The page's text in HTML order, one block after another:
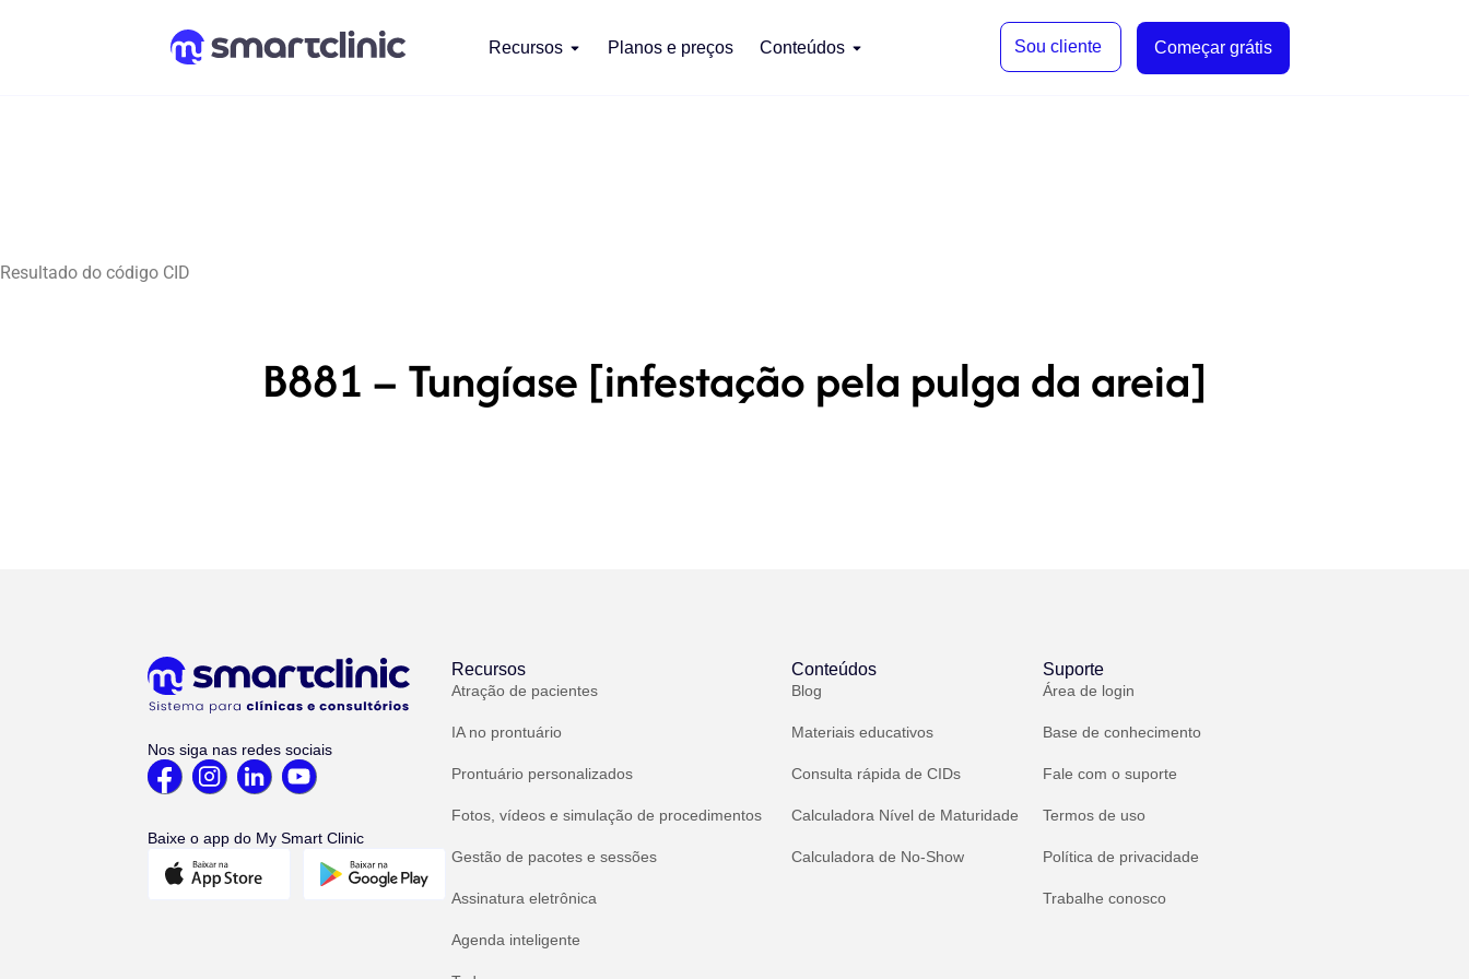
Recursos Planos e preços Conteúdos Sou cliente Começar grátis
Resultado do código CID
B881 – Tungíase [infestação pela pulga da areia]
Nos siga nas redes sociais
Baixe o app do My Smart Clinic
Recursos
Atração de pacientes
IA no prontuário
Prontuário personalizados
Fotos, vídeos e simulação de procedimentos
Gestão de pacotes e sessões
Assinatura eletrônica
Agenda inteligente
Conteúdos
Blog
Materiais educativos
Consulta rápida de CIDs
Calculadora Nível de Maturidade
Calculadora de No-Show
Suporte
Área de login
Base de conhecimento
Fale com o suporte
Termos de uso
Política de privacidade
Trabalhe conosco